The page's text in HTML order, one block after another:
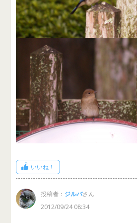
いいね！
投稿者： ジルバさん
2012/09/24 08:34